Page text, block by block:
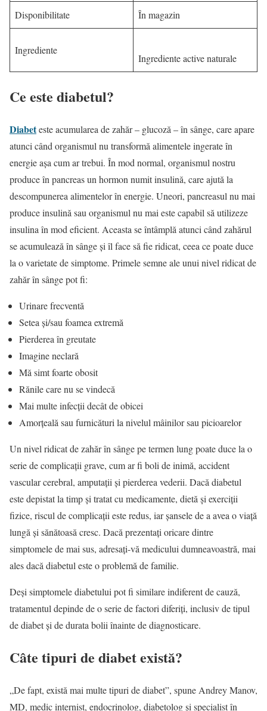
Disponibilitate În magazin
Ingrediente
Ingrediente active naturale
Ce este diabetul?
Diabeteste acumularea de zahăr – glucoză – în sânge, care apare
atunci când organismul nu transformă alimentele ingerate în
energie așa cum ar trebui. În mod normal, organismul nostru
produce în pancreas un hormon numit insulină, care ajută la
descompunerea alimentelor în energie. Uneori, pancreasul nu mai
produce insulină sau organismul nu mai este capabil să utilizeze
insulina în mod eficient. Aceasta se întâmplă atunci când zahărul
se acumulează în sânge și îl face să fie ridicat, ceea ce poate duce
la o varietate de simptome. Primele semne ale unui nivel ridicat de
zahăr în sânge pot fi:
Urinare frecventă
Setea și/sau foamea extremă
Pierderea în greutate
Imagine neclară
Mă simt foarte obosit
Rănile care nu se vindecă
Mai multe infecții decât de obicei
Amorțeală sau furnicături la nivelul mâinilor sau picioarelor
Un nivel ridicat de zahăr în sânge pe termen lung poate duce la o
serie de complicații grave, cum ar fi boli de inimă, accident
vascular cerebral, amputații și pierderea vederii. Dacă diabetul
este depistat la timp și tratat cu medicamente, dietă și exerciții
fizice, riscul de complicații este redus, iar șansele de a avea o viață
lungă și sănătoasă cresc. Dacă prezentați oricare dintre
simptomele de mai sus, adresați-vă medicului dumneavoastră, mai
ales dacă diabetul este o problemă de familie.
Deși simptomele diabetului pot fi similare indiferent de cauză,
tratamentul depinde de o serie de factori diferiți, inclusiv de tipul
de diabet și de durata bolii înainte de diagnosticare.
Câte tipuri de diabet există?
„De fapt, există mai multe tipuri de diabet”, spune Andrey Manov,
MD, medic internist, endocrinolog, diabetolog și specialist în